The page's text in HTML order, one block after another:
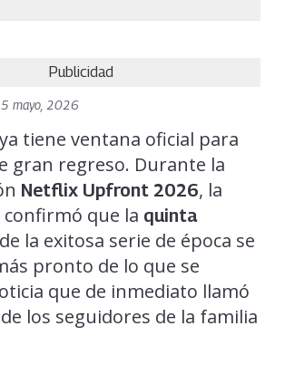
Publicidad
mayo, 2026
ya tiene ventana oficial para
gran regreso. Durante la
Netflix Upfront 2026, la
que la quinta
la exitosa serie de época se
pronto de lo que se
que de inmediato llamó
los seguidores de la familia